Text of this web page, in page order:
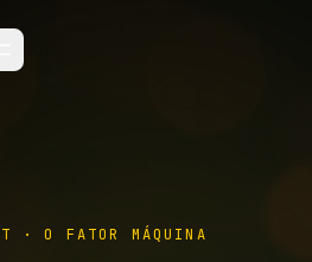
· O FATOR MÁQUINA